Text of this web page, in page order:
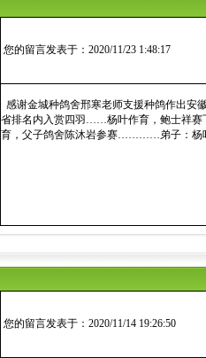
您的留言发表于：2020/11/23 1:48:17
感谢金城种鸽舍邢寒老师支援种鸽作出安
省排名内入赏四羽……杨叶作育，鲍士祥赛
育，父子鸽舍陈沐岩参赛…………弟子：杨
您的留言发表于：2020/11/14 19:26:50